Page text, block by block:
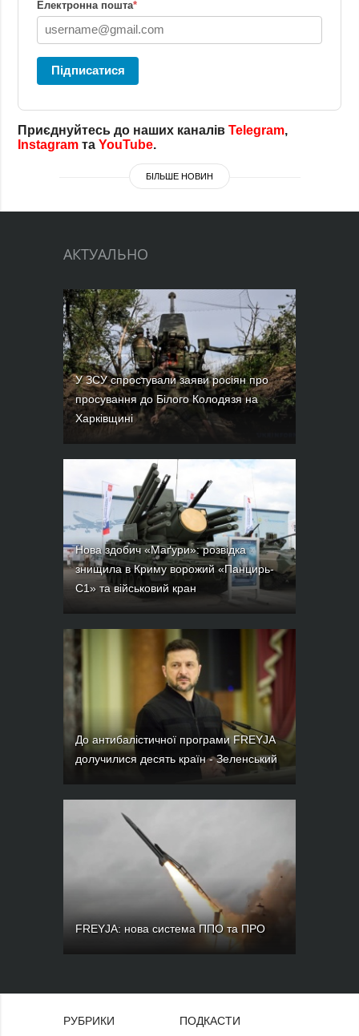
Електронна пошта*
Підписатися
Приєднуйтесь до наших каналівTelegram,
Instagram таYouTube.
БІЛЬШЕ НОВИН
АКТУАЛЬНО
У ЗСУ спростували заяви росіян про
просування до Білого Колодязя на
Харківщині
Нова здобич «Маґури»: розвідка
знищила в Криму ворожий «Панцирь-
С1» та військовий кран
До антибалістичної програми FREYJA
долучилися десять країн - Зеленський
FREYJA: нова система ППО та ПРО
РУБРИКИ
ПОДКАСТИ